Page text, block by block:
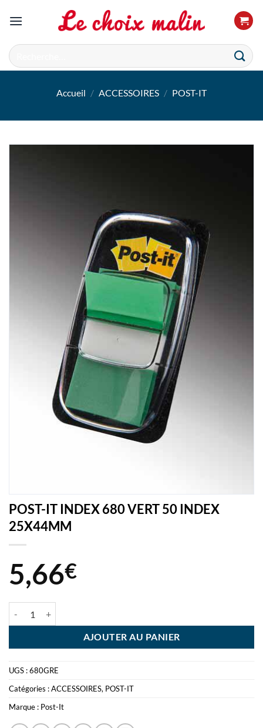
Recherche
pour :
Accueil / ACCESSOIRES / POST-IT
POST-IT INDEX 680 VERT 50 INDEX
25X44MM
5,66€
AJOUTER AU PANIER
UGS :680GRE
Catégories :ACCESSOIRES, POST-IT
Marque : Post-It